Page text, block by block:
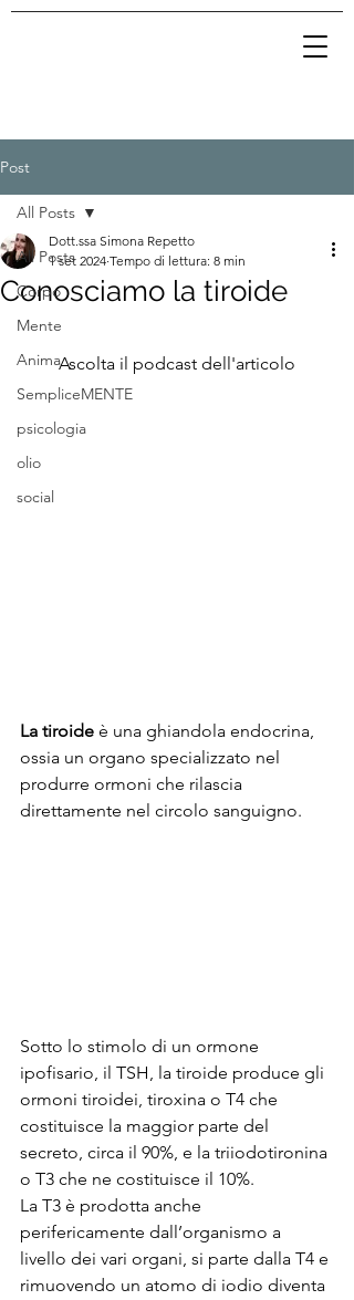
Post
All Posts
Corpo
Mente
Anima
SempliceMENTE
psicologia
olio
social
All Posts
Conosciamo la tiroide
Dott.ssa Simona Repetto
1 set 2024 Tempo di lettura: 8 min
Ascolta il podcast dell'articolo
La tiroide è una ghiandola endocrina,
ossia un organo specializzato nel
produrre ormoni che rilascia
direttamente nel circolo sanguigno.
Sotto lo stimolo di un ormone
ipofisario, il TSH, la tiroide produce gli
ormoni tiroidei, tiroxina o T4 che
costituisce la maggior parte del
secreto, circa il 90%, e la triiodotironina
o T3 che ne costituisce il 10%.
La T3 è prodotta anche
perifericamente dall’organismo a
livello dei vari organi, si parte dalla T4 e
rimuovendo un atomo di iodio diventa